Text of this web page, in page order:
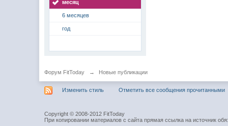
месяц
6 месяцев
год
Форум FitToday → Новые публикации
Изменить стиль Отметить все сообщения прочитанными
Copyright © 2008-2012 FitToday
При копировании материалов с сайта прямая ссылка на источник